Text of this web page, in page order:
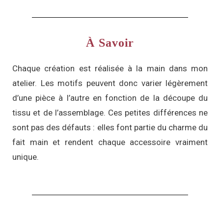
À Savoir
Chaque création est réalisée à la main dans mon
atelier. Les motifs peuvent donc varier légèrement
d’une pièce à l’autre en fonction de la découpe du
tissu et de l’assemblage. Ces petites différences ne
sont pas des défauts : elles font partie du charme du
fait main et rendent chaque accessoire vraiment
unique.